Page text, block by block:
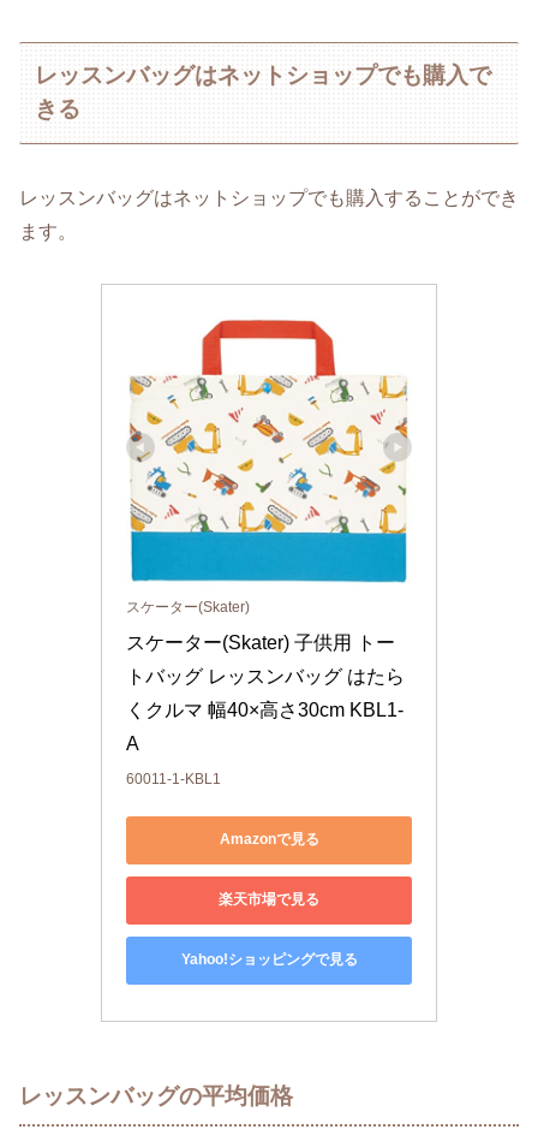
レッスンバッグはネットショップでも購入で
きる
レッスンバッグはネットショップでも購入することができ
ます。
スケーター(Skater)
スケーター(Skater) 子供用 トー
トバッグ レッスンバッグ はたら
くクルマ 幅40×高さ30cm KBL1-
A
60011-1-KBL1
Amazonで見る
楽天市場で見る
Yahoo!ショッピングで見る
レッスンバッグの平均価格